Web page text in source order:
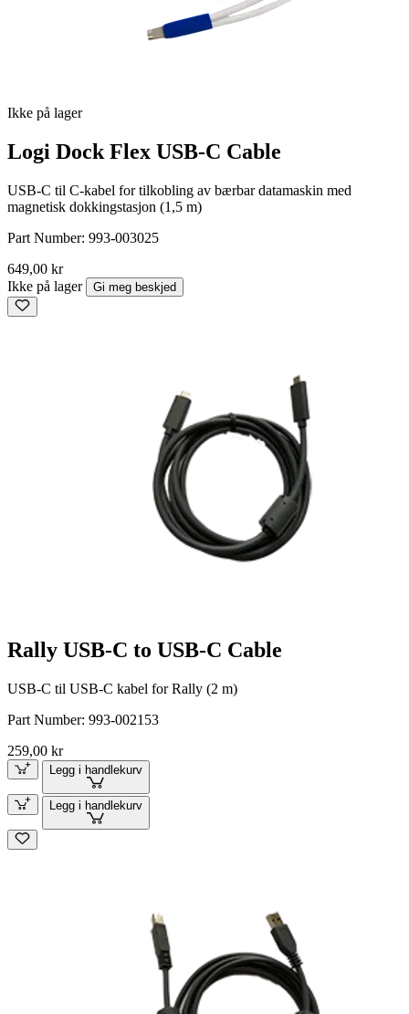
Ikke på lager
Logi Dock Flex USB-C Cable
USB-C til C-kabel for tilkobling av bærbar datamaskin med
magnetisk dokkingstasjon (1,5 m)
Part Number: 993-003025
649,00 kr
Ikke på lager
Gi meg beskjed
Rally USB-C to USB-C Cable
USB-C til USB-C kabel for Rally (2 m)
Part Number: 993-002153
259,00 kr
Legg i handlekurv
Legg i handlekurv